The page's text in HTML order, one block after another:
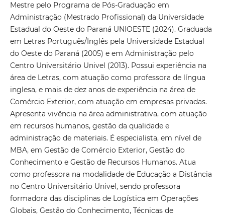
Mestre pelo Programa de Pós-Graduação em
Administração (Mestrado Profissional) da Universidade
Estadual do Oeste do Paraná UNIOESTE (2024). Graduada
em Letras Português/Inglês pela Universidade Estadual
do Oeste do Paraná (2005) e em Administração pelo
Centro Universitário Univel (2013). Possui experiência na
área de Letras, com atuação como professora de língua
inglesa, e mais de dez anos de experiência na área de
Comércio Exterior, com atuação em empresas privadas.
Apresenta vivência na área administrativa, com atuação
em recursos humanos, gestão da qualidade e
administração de materiais. É especialista, em nível de
MBA, em Gestão de Comércio Exterior, Gestão do
Conhecimento e Gestão de Recursos Humanos. Atua
como professora na modalidade de Educação a Distância
no Centro Universitário Univel, sendo professora
formadora das disciplinas de Logística em Operações
Globais, Gestão do Conhecimento, Técnicas de